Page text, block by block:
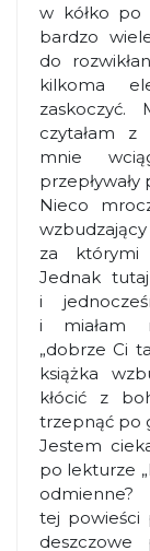
w kółko po
bardzo
do
kilkoma
czytałam z
mnie
Nieco
za którymi
Jednak
i
i miałam
„dobrze Ci
książka
kłócić z
trzepnąć po
Jestem
po lekturze
tej powieści